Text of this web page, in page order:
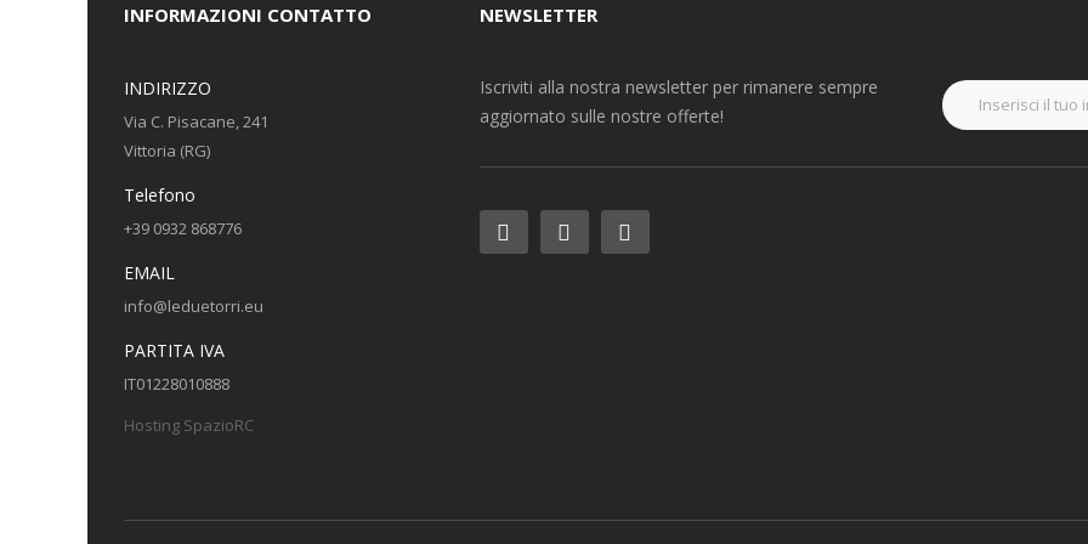
INFORMAZIONI CONTATTO
INDIRIZZO
Via C. Pisacane, 241
Vittoria (RG)
Telefono
+39 0932 868776
EMAIL
info@leduetorri.eu
PARTITA IVA
IT01228010888
Hosting SpazioRC
NEWSLETTER
Iscriviti alla nostra newsletter per rimanere sempre
aggiornato sulle nostre offerte!